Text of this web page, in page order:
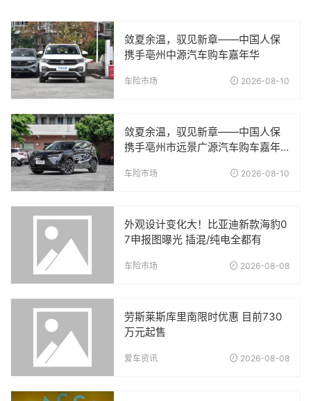
敛夏余温，驭见新章——中国人保
携手亳州中源汽车购车嘉年华
车险市场 2026-08-10
敛夏余温，驭见新章——中国人保
携手亳州市远景广源汽车购车嘉年
车险市场 2026-08-10
外观设计变化大！比亚迪新款海豹0
7申报图曝光 插混/纯电全都有
车险市场 2026-08-08
劳斯莱斯库里南限时优惠 目前730
万元起售
爱车资讯 2026-08-08